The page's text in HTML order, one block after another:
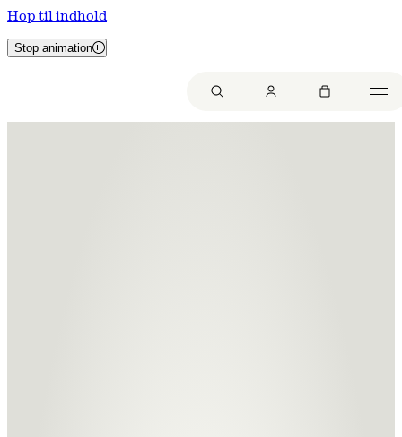
Hop til indhold
Stop animation